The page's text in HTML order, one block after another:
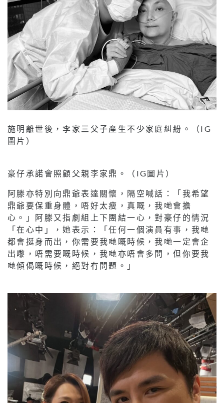
施明離世後，李家三父子產生不少家庭糾紛。（IG
圖片）
豪仔承諾會照顧父親李家鼎。（IG圖片）
阿滕亦特別向鼎爺表達關懷，隔空喊話：「我希望
鼎爺要保重身體，唔好太瘦，真嘅，我哋會擔
心。」阿滕又指劇組上下團結一心，對豪仔的情況
「在心中」，她表示：「任何一個演員有事，我哋
都會挺身而出，你需要我哋嘅時候，我哋一定會企
出嚟，唔需要嘅時候，我哋亦唔會多問，但你要我
哋傾偈嘅時候，絕對冇問題。」